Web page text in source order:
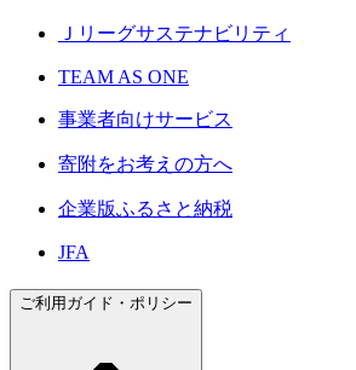
Ｊリーグサステナビリティ
TEAM AS ONE
事業者向けサービス
寄附をお考えの方へ
企業版ふるさと納税
JFA
ご利用ガイド・ポリシー